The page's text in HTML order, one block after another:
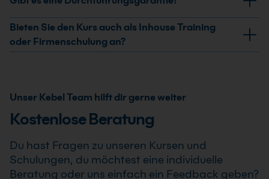
Team- und Organisationsentwicklung.
Governance Kurs erhältst Du ein Teilnahmezertifikat.
Dieses bestätigt Deine erweiterten Kenntnisse im
professionellen Einsatz von Corporate Governance
Kurs .
Ja, wir garantieren die Durchführung aller von uns
bestätigten Termine. Der Corporate Governance Kurs
findet auch bereits ab einem Teilnehmer statt, sodass
Bieten Sie den Kurs auch als Inhouse Training
oder Firmenschulung an?
durchgeführt werden. Inhalte, Prozesse und
Schwerpunkte passen wir individuell an die
Unser Kebel Team hilft dir gerne weiter
Kostenlose Beratung
Du hast Fragen zu unseren Kursen und
Schulungen, du möchtest eine individuelle
Beratung oder uns einfach ein Feedback geben?